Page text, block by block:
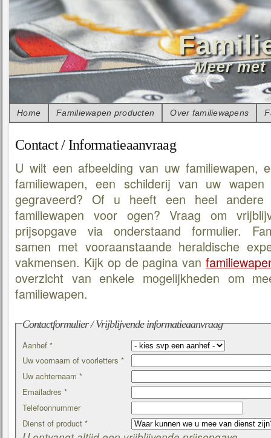
Contact / Informatieaanvraag
U wilt een afbeelding van uw familiewapen,
familiewapen, een schilderij van uw
gegraveerd? Of u heeft een heel andere
familiewapen voor ogen? Vraag om
prijsopgave via onderstaand formulier.
samen met vooraanstaande heraldische
vakmensen. Kijk op de pagina van
overzicht van enkele mogelijkheden om
familiewapen.
Contactformulier / Vrijblijvende informatieaanvraag
Aanhef *
Uw voornaam of voorletters *
Uw achternaam *
Emailadres *
Telefoonnummer
Dienst of product *
Home Familiewapen producten Over familiewapens
Meer